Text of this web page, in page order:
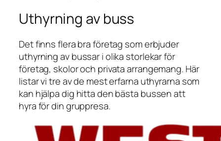
Uthyrning av buss
Det finns flera bra företag som erbjuder
uthyrning av bussar i olika storlekar för
företag, skolor och privata arrangemang. Här
listar vi tre av de mest erfarna uthyrarna som
kan hjälpa dig hitta den bästa bussen att
hyra för din gruppresa.